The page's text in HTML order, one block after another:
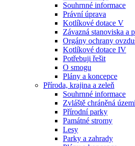
Souhrnné informace
Právní úprava
Kotlíkové dotace V
Závazná stanoviska a
Orgány ochrany
Kotlíkové dotace IV
Potřebuji řešit
O smogu
Plány a koncepce
Příroda, krajina a zeleň
Souhrnné informace
Zvláště chráněná
Přírodní parky
Památné stromy
Lesy
Parky a zahrady